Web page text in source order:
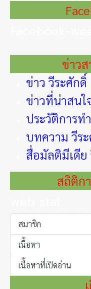
ข่าว
ข่าว วีระศักดิ์
ข่าวที่น่าสนใ
ประวัติการท
บทความ วีร
สื่อมัลติมีเดีย
สถิติก
สมาชิก
เนื้อหา
เนื้อหาที่เปิดอ่าน